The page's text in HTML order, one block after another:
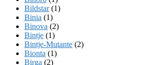
Bildstar(1)
Binia (1)
Binova (2)
Bintje (1)
Bintje-Mutante (2)
Bionta (1)
Birga (2)